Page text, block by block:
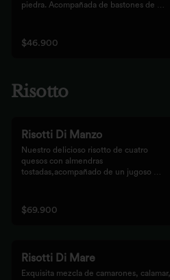
piedra. Acompañada de bastones de
$46.900
Risotto
Risotti Di Manzo
Nuestro delicioso risotto de cuatro
quesos con almendras
tostadas,acompañado de un jugoso
$69.900
Risotti Di Mare
Exquisita mezcla de camarones, calamar,